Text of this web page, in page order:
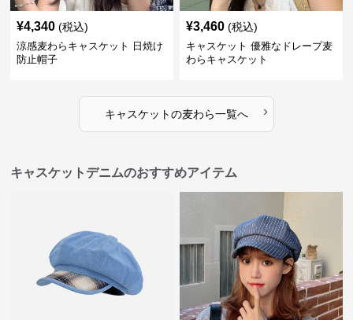
¥4,340 (税込)
涼感麦わらキャスケット 日焼け
防止帽子
¥3,460 (税込)
キャスケット 優雅なドレープ麦
わらキャスケット
キャスケットの麦わら一覧へ ›
キャスケットデニムのおすすめアイテム